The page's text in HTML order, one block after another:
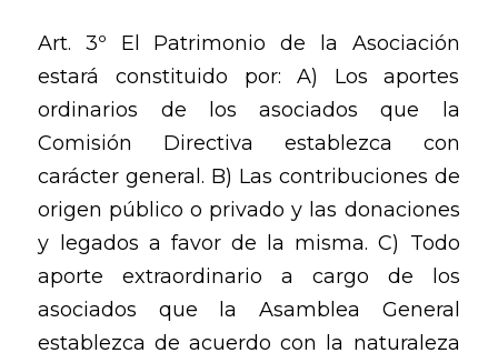
Art. 3º El Patrimonio de la Asociación
estará constituido por: A) Los aportes
ordinarios de los asociados que la
Comisión Directiva establezca con
carácter general. B) Las contribuciones de
origen público o privado y las donaciones
y legados a favor de la misma. C) Todo
aporte extraordinario a cargo de los
asociados que la Asamblea General
establezca de acuerdo con la naturaleza